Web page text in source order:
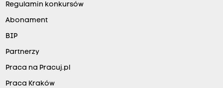
Regulamin konkursów
Abonament
BIP
Partnerzy
Praca na Pracuj.pl
Praca Kraków